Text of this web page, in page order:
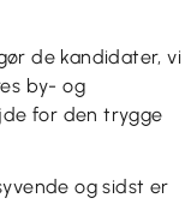
de kandidater, vi
by- og
for den trygge
og sidst er